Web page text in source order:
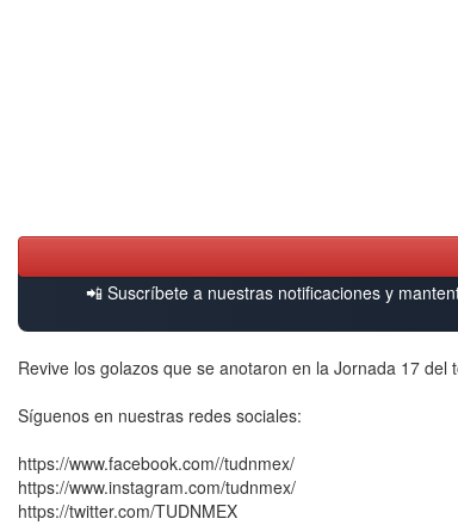
📲 Suscríbete a nuestras notificaciones y
Revive los golazos que se anotaron en la Jornada 17
Síguenos en nuestras redes sociales:
https://www.facebook.com//tudnmex/
https://www.instagram.com/tudnmex/
https://twitter.com/TUDNMEX